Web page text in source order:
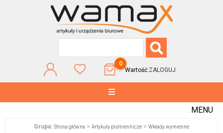
0
Wartość:ZALOGUJ
MENU
Grupa: Strona główna > Artykuły piśmiennicze > Wkłady wymienne